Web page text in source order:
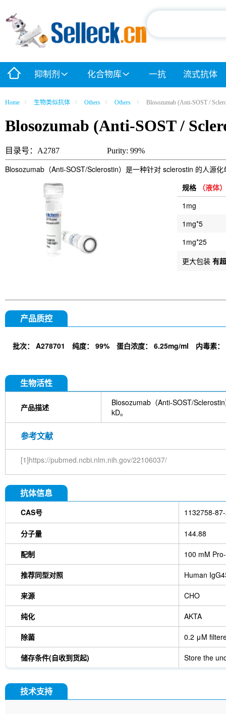
抑制剂 化合物库 一抗 流式抗体
Home 生物类似抗体 Others Others Blosozumab (Anti-SOST /
Blosozumab (Anti-SOST /
目录号：A2787 Purity: 99%
Blosozumab（Anti-SOST/Sclerostin）是一种针对 sclerostin 的人源
规格 （液体）
1mg
1mg*5
1mg*25
更大包装 有
产品质控
批次： A278701 纯度： 99% 蛋白浓度： 6.25mg/ml 内毒素：
生物活性
产品描述
Blosozumab（Anti-SOST/
kD。
参考文献
[1]https://pubmed.ncbi.nlm.nih.gov/22106037/
抗体信息
CAS号 1132758-
分子量 144.88
配制 100 mM
推荐同型对照 Human
来源 CHO
纯化 AKTA
除菌 0.2 μM
储存条件(自收到货起) Store the
技术支持